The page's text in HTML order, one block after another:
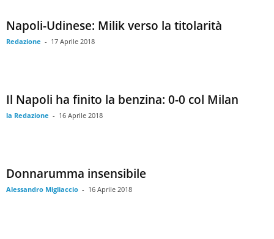
Napoli-Udinese: Milik verso la titolarità
Redazione - 17 Aprile 2018
Il Napoli ha finito la benzina: 0-0 col Milan
la Redazione - 16 Aprile 2018
Donnarumma insensibile
Alessandro Migliaccio - 16 Aprile 2018